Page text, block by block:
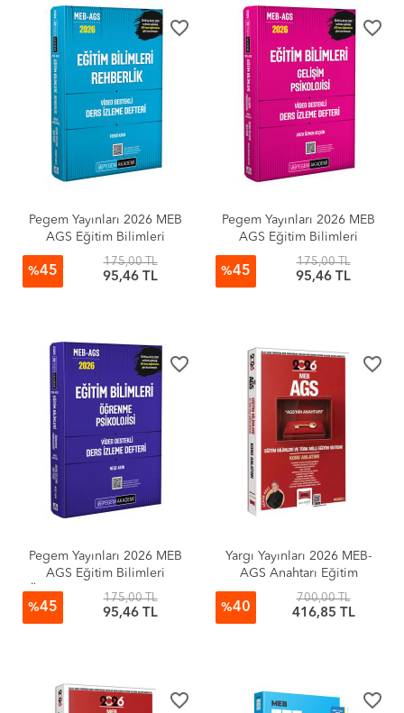
favorite_border
Pegem Yayınları 2026 MEB
AGS Eğitim Bilimleri
Rehberlik Video Destekli
Ders İzleme Defteri
%45
175,00 TL
95,46 TL
favorite_border
Pegem Yayınları 2026 MEB
AGS Eğitim Bilimleri
Gelişim Psikolojisi Video
Destekli Ders İzleme Defteri
%45
175,00 TL
95,46 TL
favorite_border
Pegem Yayınları 2026 MEB
AGS Eğitim Bilimleri
Öğrenme Psikolojisi Video
Destekli Ders İzleme Defteri
%45
175,00 TL
95,46 TL
favorite_border
Yargı Yayınları 2026 MEB-
AGS Anahtarı Eğitim
Bilimleri ve Türk Milli Eğitim
Sistemi Konu Anlatımı
%40
700,00 TL
416,85 TL
favorite_border favorite_border